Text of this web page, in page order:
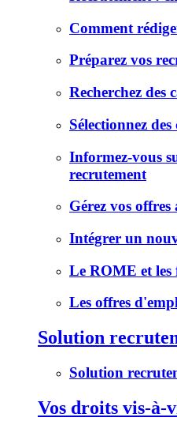
Comment
Préparez vos
Recherchez des
Sélectionnez
Informez-vous
recrutement
Gérez vos
Intégrer un
Le ROME et les
Les offres
Solution
Solution
Vos droits vis-à-